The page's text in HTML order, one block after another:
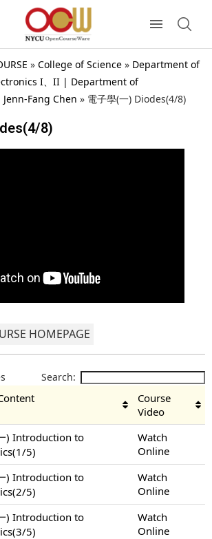
» College of Science » Department of
I、II | Department of
Fang Chen » 電子學(一) Diodes(4/8)
8)
HOMEPAGE
Search:
Course
Video
) Introduction to
5)
Watch
Online
) Introduction to
5)
Watch
Online
) Introduction to
5)
Watch
Online